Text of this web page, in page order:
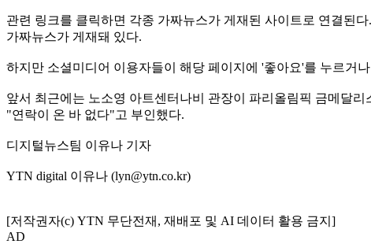
관련 링크를 클릭하면 각종 가짜뉴스가 게재된 사이트로 연결된
가짜뉴스가 게재돼 있다.
하지만 소셜미디어 이용자들이 해당 페이지에 '좋아요'를 누르거
앞서 최근에는 노소영 아트센터나비 관장이 파리올림픽 금메달
"연락이 온 바 없다"고 부인했다.
디지털뉴스팀 이유나 기자
YTN digital 이유나 (lyn@ytn.co.kr)
[저작권자(c) YTN 무단전재, 재배포 및 AI 데이터 활용 금지]
AD